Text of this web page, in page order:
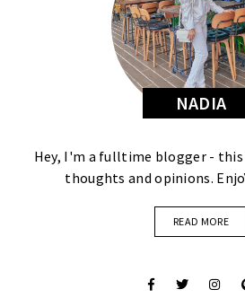
NADIA
Hey, I'm a fulltime blogger -
thoughts and opinions.
READ MORE